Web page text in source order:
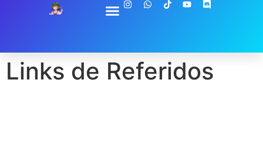
Links de Referidos